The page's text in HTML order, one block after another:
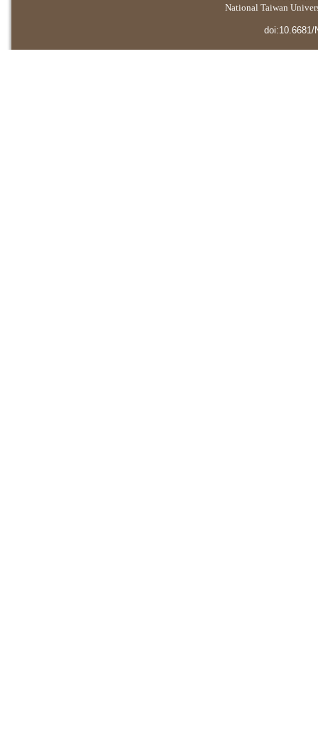
National Taiwan
doi:10.6681/